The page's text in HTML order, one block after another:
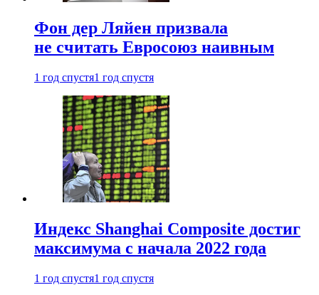
Фон дер Ляйен призвала
не считать Евросоюз наивным
1 год спустя1 год спустя
Индекс Shanghai Composite достиг
максимума с начала 2022 года
1 год спустя1 год спустя